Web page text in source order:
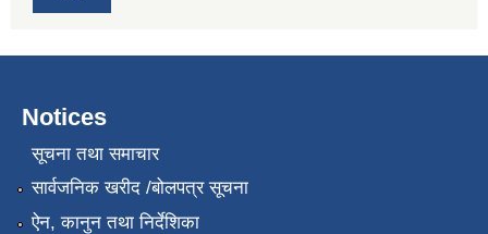
Notices
सूचना तथा समाचार
सार्वजनिक खरीद /बोलपत्र सूचना
ऐन, कानुन तथा निर्देशिका